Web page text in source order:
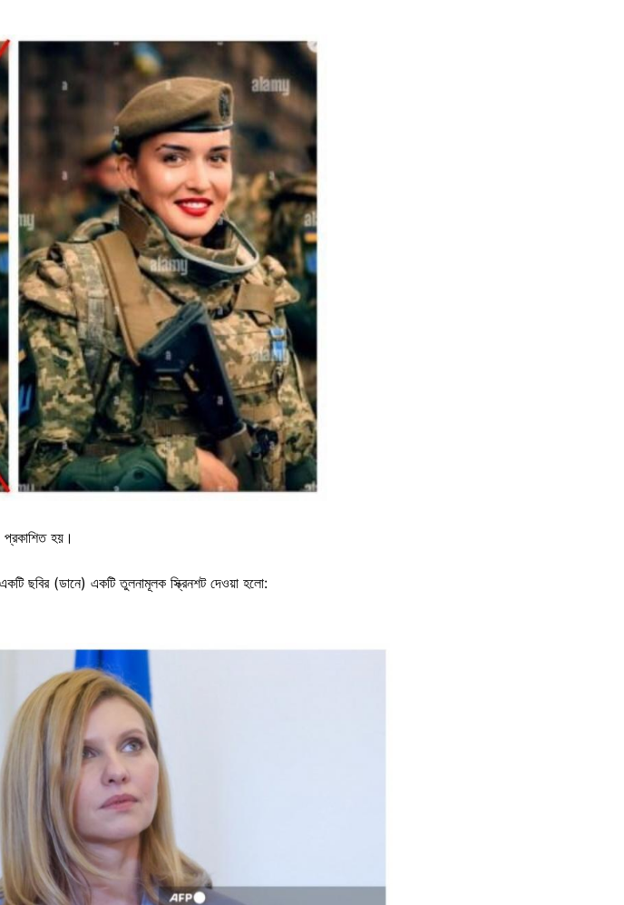
প্রকাশিত হয়।
ছবির (ডানে) একটি তুলনামূলক স্ক্রিনশট দেওয়া হলো: